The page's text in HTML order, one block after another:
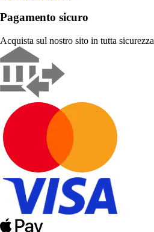
Pagamento sicuro
Acquista sul nostro sito in tutta sicurezza